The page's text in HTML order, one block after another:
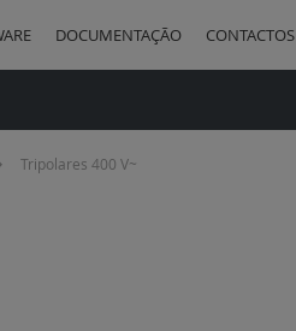
DOCUMENTAÇÃO CONTACTOS
Tripolares 400 V~